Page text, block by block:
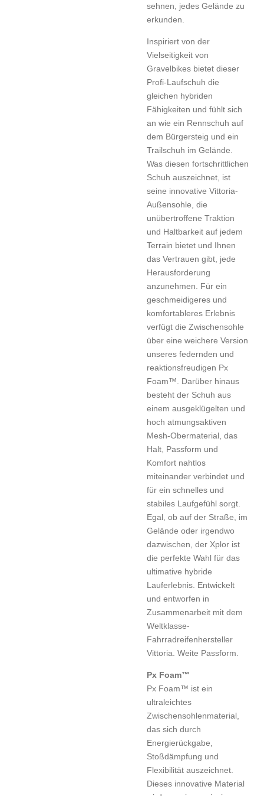
sehnen, jedes Gelände zu
erkunden.
Inspiriert von der
Vielseitigkeit von
Gravelbikes bietet dieser
Profi-Laufschuh die
gleichen hybriden
Fähigkeiten und fühlt sich
an wie ein Rennschuh auf
dem Bürgersteig und ein
Trailschuh im Gelände.
Was diesen fortschrittlichen
Schuh auszeichnet, ist
seine innovative Vittoria-
Außensohle, die
unübertroffene Traktion
und Haltbarkeit auf jedem
Terrain bietet und Ihnen
das Vertrauen gibt, jede
Herausforderung
anzunehmen. Für ein
geschmeidigeres und
komfortableres Erlebnis
verfügt die Zwischensohle
über eine weichere Version
unseres federnden und
reaktionsfreudigen Px
Foam™. Darüber hinaus
besteht der Schuh aus
einem ausgeklügelten und
hoch atmungsaktiven
Mesh-Obermaterial, das
Halt, Passform und
Komfort nahtlos
miteinander verbindet und
für ein schnelles und
stabiles Laufgefühl sorgt.
Egal, ob auf der Straße, im
Gelände oder irgendwo
dazwischen, der Xplor ist
die perfekte Wahl für das
ultimative hybride
Lauferlebnis. Entwickelt
und entworfen in
Zusammenarbeit mit dem
Weltklasse-
Fahrradreifenhersteller
Vittoria. Weite Passform.
Px Foam™
Px Foam™ ist ein
ultraleichtes
Zwischensohlenmaterial,
das sich durch
Energierückgabe,
Stoßdämpfung und
Flexibilität auszeichnet.
Dieses innovative Material